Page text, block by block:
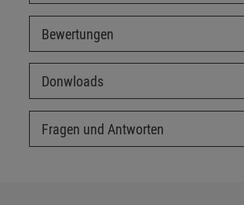
Bewertungen
Donwloads
Fragen und Antworten